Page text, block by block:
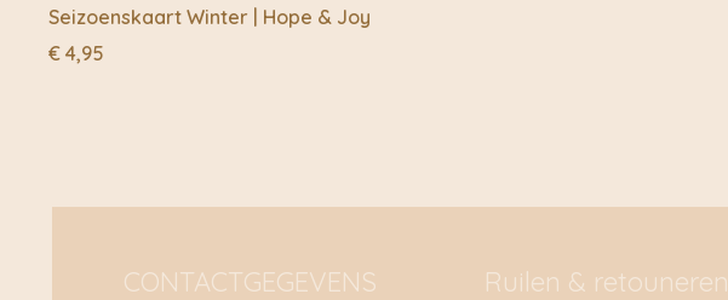
Seizoenskaart Winter | Hope & Joy
€ 4,95
CONTACTGEGEVENS Ruilen & retouneren